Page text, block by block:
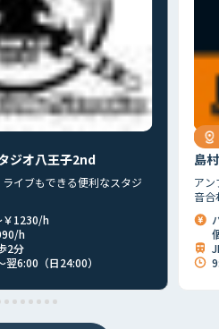
北関東 甲信越 東海
関西
四国 九州 その他
ジオ八王子2nd
イブもできる便利なスタジ
￥1230/h
h
2分
6:00（日24:00）
島
アン
音合